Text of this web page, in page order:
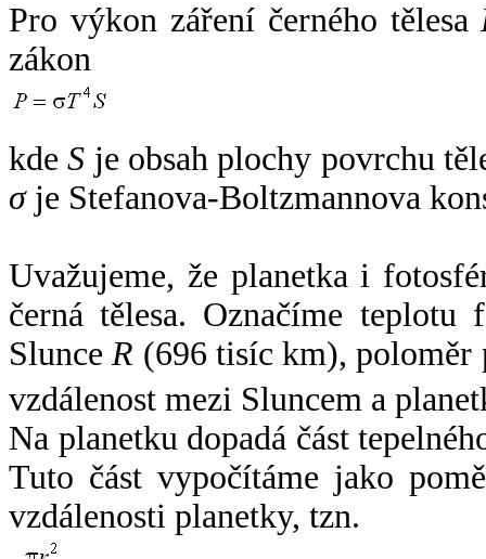
Pro výkon záření černého tělesa
zákon
kdeS je obsah plochy povrchu
σje Stefanova-Boltzmannova
Uvažujeme, že planetka i
černá tělesa. Označíme
SlunceR (696 tisíc km),
vzdálenost mezi Sluncem a
Na planetku dopadá část
Tuto část vypočítáme jako
vzdálenosti planetky, tzn.